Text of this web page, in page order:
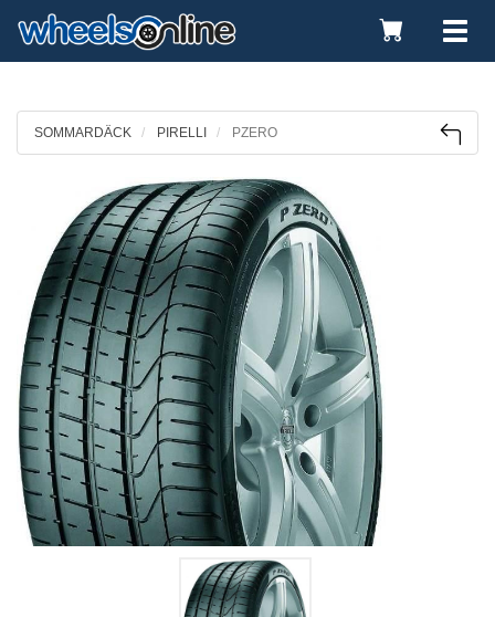
Toggle
Cart
SOMMARDÄCK PIRELLI PZERO